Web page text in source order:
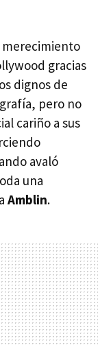
merecimiento
gracias
dignos de
pero no
cariño a sus
avaló
una
Amblin.